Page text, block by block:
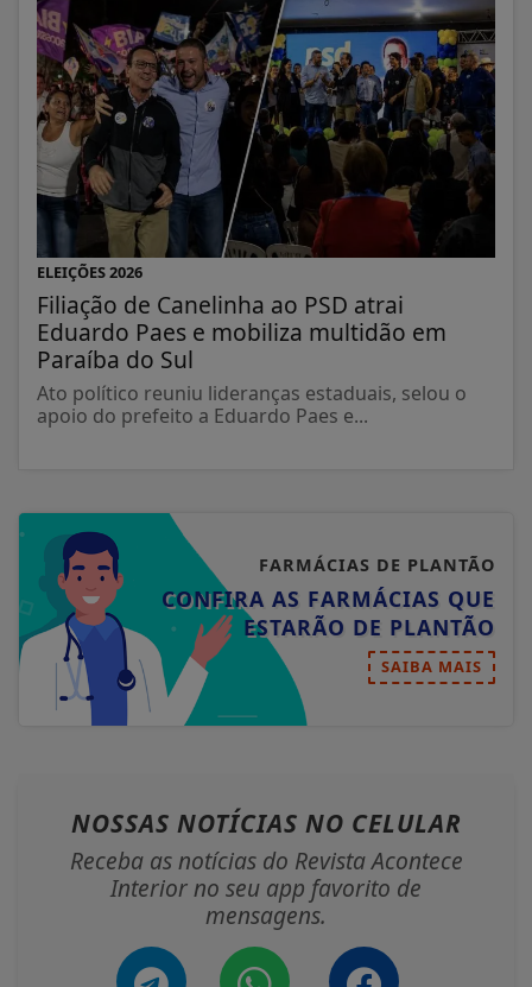
ELEIÇÕES 2026
Filiação de Canelinha ao PSD atrai
Eduardo Paes e mobiliza multidão em
Paraíba do Sul
Ato político reuniu lideranças estaduais, selou o
apoio do prefeito a Eduardo Paes e...
FARMÁCIAS DE PLANTÃO
CONFIRA AS FARMÁCIAS QUE
ESTARÃO DE PLANTÃO
SAIBA MAIS
NOSSAS NOTÍCIAS NO CELULAR
Receba as notícias do Revista Acontece
Interior no seu app favorito de
mensagens.